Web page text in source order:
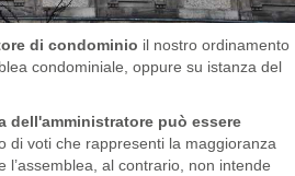
di condominio il nostro ordinamento
condominiale, oppure su istanza del
dell'amministratore può essere
di voti che rappresenti la maggioranza
al contrario, non intende